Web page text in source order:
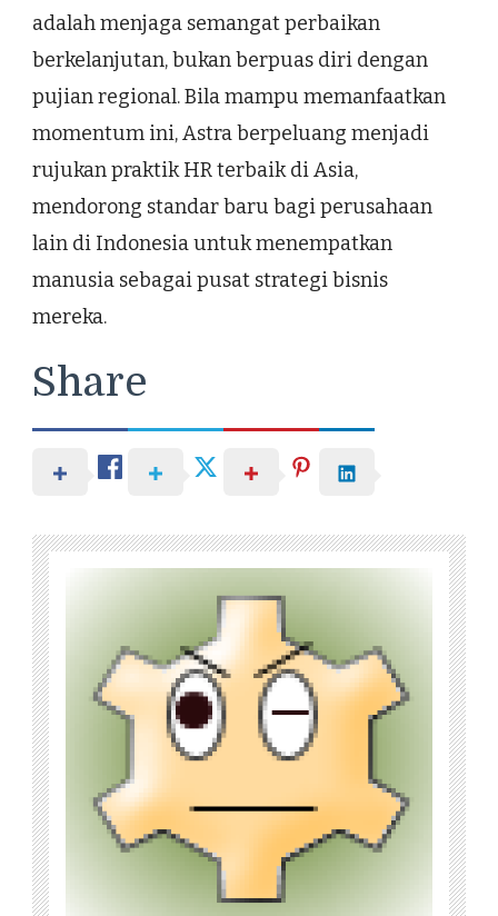
adalah menjaga semangat perbaikan
berkelanjutan, bukan berpuas diri dengan
pujian regional. Bila mampu memanfaatkan
momentum ini, Astra berpeluang menjadi
rujukan praktik HR terbaik di Asia,
mendorong standar baru bagi perusahaan
lain di Indonesia untuk menempatkan
manusia sebagai pusat strategi bisnis
mereka.
Share